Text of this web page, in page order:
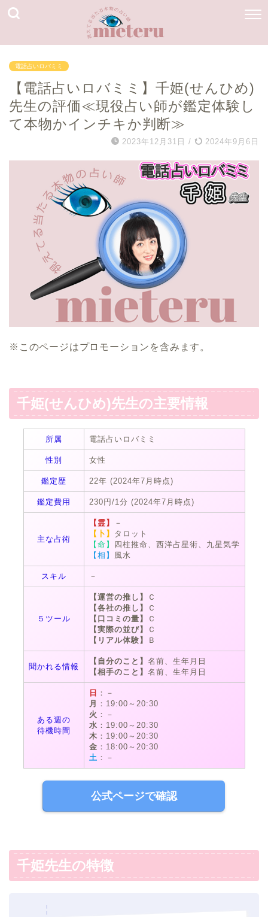
電話占いロバミミ
【電話占いロバミミ】千姫(せんひめ)
先生の評価≪現役占い師が鑑定体験し
て本物かインチキか判断≫
2023年12月31日 / 2024年9月6日
※このページはプロモーションを含みます。
千姫(せんひめ)先生の主要情報
所属 電話占いロバミミ
性別 女性
鑑定歴 22年 (2024年7月時点)
鑑定費用 230円/1分 (2024年7月時点)
主な占術
【霊】
－
【卜】
タロット
【命】
四柱推命、西洋占星術、九星気学
【相】 風水
スキル －
５ツール
【運営の推し】
Ｃ
【各社の推し】
Ｃ
【口コミの量】
Ｃ
【実際の並び】
Ｃ
【リアル体験】
Ｂ
聞かれる情報
【自分のこと】 名前、生年月日
【相手のこと】 名前、生年月日
ある週の
待機時間
日 ：－
月 ：19:00～20:30
火 ：－
水 ：19:00～20:30
木 ：19:00～20:30
金 ：18:00～20:30
土 ：－
公式ページで確認
千姫先生の特徴